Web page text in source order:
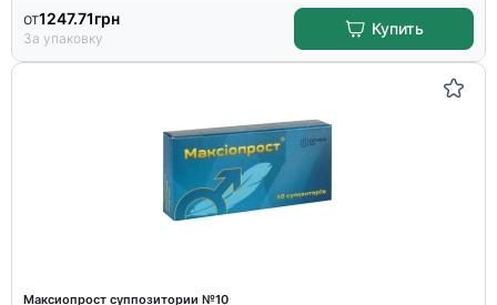
от1247.71грн
За упаковку
Купить
Максиопрост суппозитории №10